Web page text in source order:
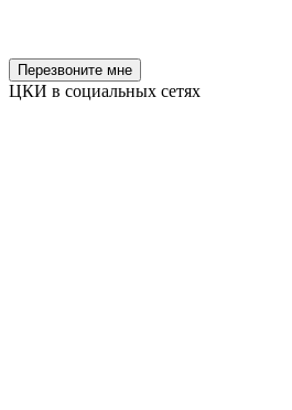
Перезвоните мне
ЦКИ в социальных сетях